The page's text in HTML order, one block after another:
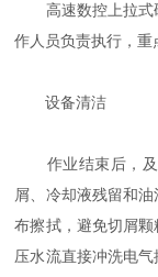
高速数控上拉式
作人员负责执行，重
设备清洁
作业结束后，及
屑、冷却液残留和
布擦拭，避免切屑
压水流直接冲洗电